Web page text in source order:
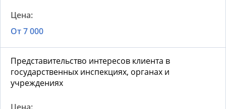
От 7 000
Представительство интересов клиента в
государственных инспекциях, органах и
учреждениях